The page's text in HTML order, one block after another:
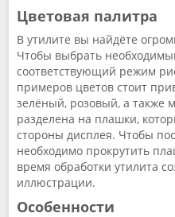
Цветовая палитра
В утилите вы найдёте
Чтобы выбрать
соответствующий режим
примеров цветов стоит
зелёный, розовый, а также
разделена на плашки,
стороны дисплея. Чтобы
необходимо прокрутить
время обработки утилита
иллюстрации.
Особенности